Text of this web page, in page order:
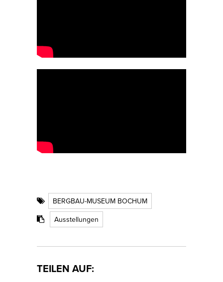
BERGBAU-MUSEUM BOCHUM
Ausstellungen
TEILEN AUF: